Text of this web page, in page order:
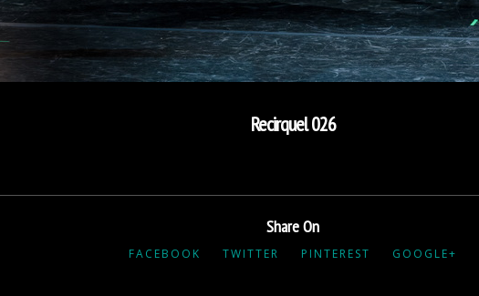
Recirquel 026
Share On
FACEBOOK TWITTER PINTEREST GOOGLE+